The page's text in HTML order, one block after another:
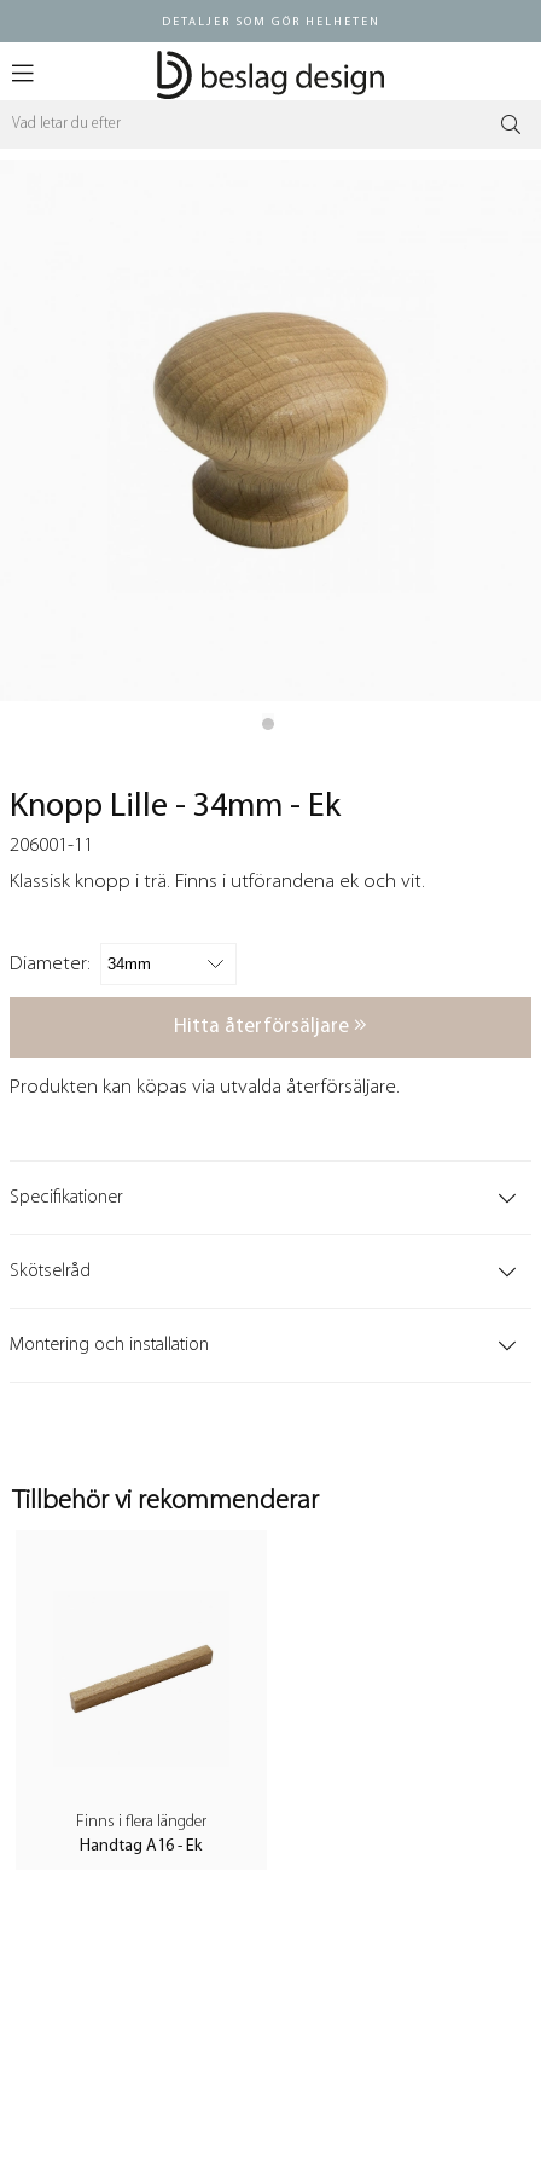
DETALJER SOM GÖR HELHETEN
Knopp Lille - 34mm - Ek
206001-11
Klassisk knopp i trä. Finns i utförandena ek och vit.
Diameter:
Hitta återförsäljare
Produkten kan köpas via utvalda återförsäljare.
Specifikationer
Skötselråd
Montering och installation
Tillbehör vi rekommenderar
Finns i flera längder
Handtag A16 - Ek